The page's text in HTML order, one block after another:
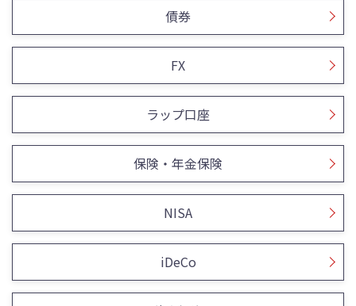
債券
FX
ラップ口座
保険・年金保険
NISA
iDeCo